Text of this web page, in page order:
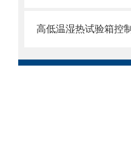
高低温湿热试验箱控